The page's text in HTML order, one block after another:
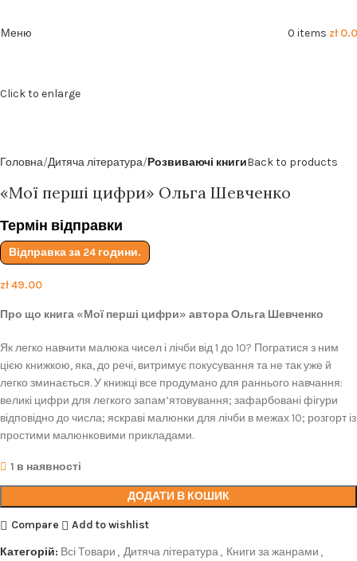
Меню
0 items zł
Click to enlarge
Головна Дитяча література Розвиваючі книгиBack to products
«Мої перші цифри» Ольга Шевченко
Термін відправки
Відправка за 24 години.
zł49.00
Про що книга «Мої перші цифри» автора Ольга Шевченко
Як легко навчити малюка чисел і лічби від 1 до 10? Погратися з ним
цією книжкою, яка, до речі, витримує покусування та не так уже й
легко зминається. У книжці все продумано для раннього навчання:
великі цифри для легкого запам’ятовування; зафарбовані фігури
відповідно до числа; яскраві малюнки для лічби в межах 10; розгорт із
простими малюнковими прикладами.
1 в наявності
ДОДАТИ В КОШИК
Compare
Add to wishlist
Категорій: Всі Товари , Дитяча література, Книги за жанрами ,